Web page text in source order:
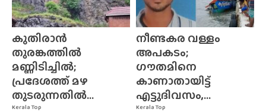
Kerala Top
കുതിരാൻ
തുരങ്കത്തിൽ
മണ്ണിടിച്ചിൽ;
പ്രദേശത്ത് മഴ
തുടരുന്നതിൽ...
Kerala Top
നീണ്ടകര വള്ളം
അപകടം;
ഗൗതമിനെ
കാണാതായിട്ട്
എട്ടുദിവസം,...